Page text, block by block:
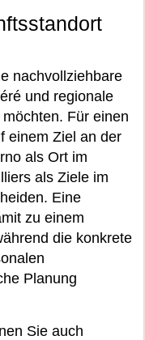
nachvollziehbare
und regionale
Für einen
einem Ziel an der
als Ort im
als Ziele im
Eine
zu einem
die konkrete
Planung
Sie auch